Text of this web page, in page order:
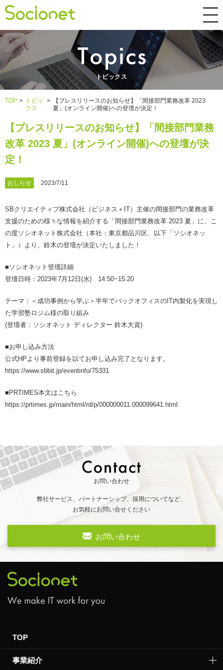
トピックス
TOP >
トピッ
クス
>
【プレスリリースのお知らせ】「間接部門業務改革 2023
夏」(オンライン開催)への登壇が決定！
【プレスリリースのお知らせ】「間接部門業務
改革 2023 夏」(オンライン開催)への登壇が決
定！
おしらせ 2023/7/11
SBクリエイティブ株式会社（ビジネス＋IT）主催の間接部門の業務改革
支援のための様々な情報を紹介する「間接部門業務改革 2023 夏」に、こ
の度ソシオネット株式会社（本社：東京都品川区、以下「ソシオネッ
ト」）より、鈴木の登壇が決定いたしました！
■ソシオネット登壇詳細
登壇日時：2023年7月12日(水) 14:50~15:20
テーマ：＜成功事例から学ぶ＞半年でバックオフィスのIT内製化を実現し
た学習塾ロジム様の取り組み
(登壇者：ソシオネット ディレクター 鈴木大資)
■お申し込み方法
公式HPより事前登録を以てお申し込み完了となります。
https://www.sbbit.jp/eventinfo/75331
■PRTIMES本文はこちら
https://prtimes.jp/main/html/rd/p/000000011.000099641.html
お問い合わせ
弊社サービス、パートナーシップ、採用についてなど、
お気軽にお問い合せください
お問い合わせ
TOP
事業紹介